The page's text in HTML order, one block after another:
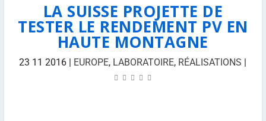
LA SUISSE PROJETTE DE
TESTER LE RENDEMENT PV EN
HAUTE MONTAGNE
23 11 2016 | EUROPE, LABORATOIRE, RÉALISATIONS |